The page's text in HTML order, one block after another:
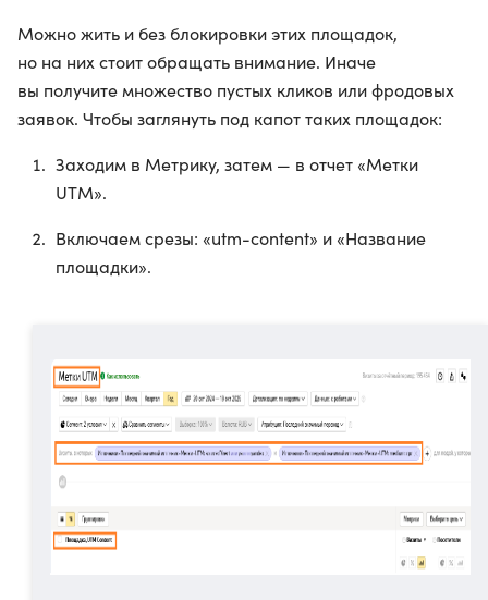
Можно жить и без блокировки этих площадок,
но на них стоит обращать внимание. Иначе
вы получите множество пустых кликов или фродовых
заявок. Чтобы заглянуть под капот таких площадок:
Заходим в Метрику, затем — в отчет «Метки
UTM».
Включаем срезы: «utm-content» и «Название
площадки».